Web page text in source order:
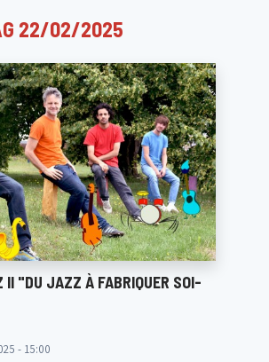
22/02/2025
II "DU JAZZ À FABRIQUER SOI-
- 15:00